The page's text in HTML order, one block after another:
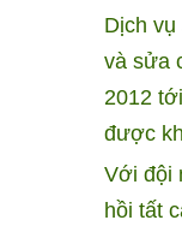
Dịch
và sửa
2012
được
Với đội
hồi tất